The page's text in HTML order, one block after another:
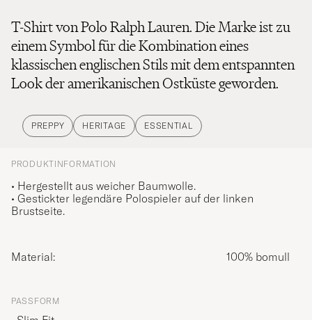
T-Shirt von Polo Ralph Lauren. Die Marke ist zu
einem Symbol für die Kombination eines
klassischen englischen Stils mit dem entspannten
Look der amerikanischen Ostküste geworden.
PREPPY HERITAGE ESSENTIAL
PRODUKTINFORMATION
• Hergestellt aus weicher Baumwolle.
• Gestickter legendäre Polospieler auf der linken
Brustseite.
Material: 100% bomull
PASSFORM